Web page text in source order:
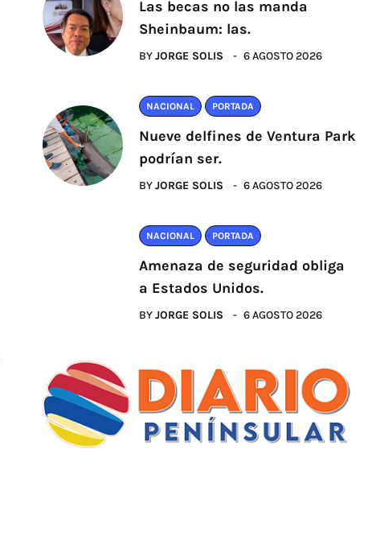
Las becas no las manda
Sheinbaum: las.
BYJORGE SOLIS 6 AGOSTO 2026
NACIONAL PORTADA
Nueve delfines de Ventura Park
podrían ser.
BYJORGE SOLIS 6 AGOSTO 2026
NACIONAL PORTADA
Amenaza de seguridad obliga
a Estados Unidos.
BYJORGE SOLIS 6 AGOSTO 2026